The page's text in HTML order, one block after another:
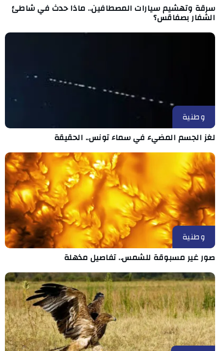
سرقة وتهشيم سيارات المصطافين.. ماذا حدث في شاطئ
الشفار بصفاقس؟
وطنية
لغز الجسم المضيء في سماء تونس.. الحقيقة
وطنية
صور غير مسبوقة للشمس.. تفاصيل مذهلة